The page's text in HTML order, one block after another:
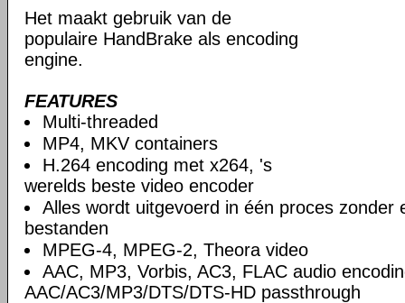
Het maakt gebruik van de
populaire HandBrake als encoding
engine.
FEATURES
Multi-threaded
MP4, MKV containers
H.264 encoding met x264, 's
werelds beste video encoder
Alles wordt uitgevoerd in één proces zonder
bestanden
MPEG-4, MPEG-2, Theora video
AAC, MP3, Vorbis, AC3, FLAC audio
AAC/AC3/MP3/DTS/DTS-HD passthrough